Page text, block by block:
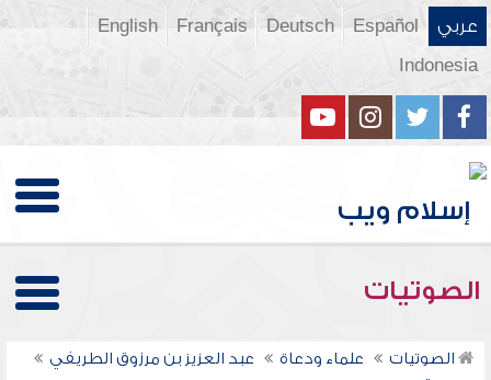
عربي Español
Deutsch
Français
English
Indonesia
الصوتيات
الصوتيات علماء ودعاة
عبد العزيز بن مرزوق الطريفي